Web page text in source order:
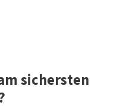
sichersten